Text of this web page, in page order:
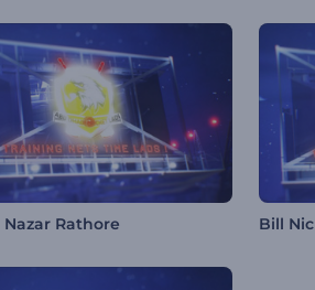
Nazar Rathore Bill